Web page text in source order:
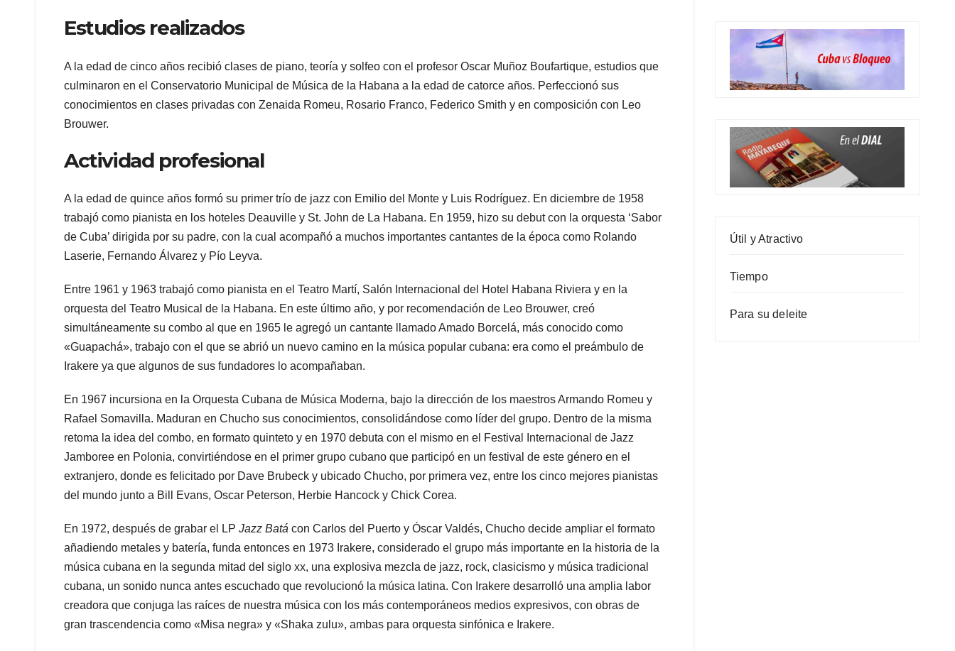
Estudios realizados
A la edad de cinco años recibió clases de piano, teoría y solfeo con el profesor Oscar Muñoz Boufartique, estudios que
culminaron en el Conservatorio Municipal de Música de la Habana a la edad de catorce años. Perfeccionó sus
conocimientos en clases privadas con Zenaida Romeu, Rosario Franco, Federico Smith y en composición con Leo
Brouwer.
Actividad profesional
A la edad de quince años formó su primer trío de jazz con Emilio del Monte y Luis Rodríguez. En diciembre de 1958
trabajó como pianista en los hoteles Deauville y St. John de La Habana. En 1959, hizo su debut con la orquesta ‘Sabor
de Cuba’ dirigida por su padre, con la cual acompañó a muchos importantes cantantes de la época como Rolando
Laserie, Fernando Álvarez y Pío Leyva.
Entre 1961 y 1963 trabajó como pianista en el Teatro Martí, Salón Internacional del Hotel Habana Riviera y en la
orquesta del Teatro Musical de la Habana. En este último año, y por recomendación de Leo Brouwer, creó
simultáneamente su combo al que en 1965 le agregó un cantante llamado Amado Borcelá, más conocido como
«Guapachá», trabajo con el que se abrió un nuevo camino en la música popular cubana: era como el preámbulo de
Irakere ya que algunos de sus fundadores lo acompañaban.
En 1967 incursiona en la Orquesta Cubana de Música Moderna, bajo la dirección de los maestros Armando Romeu y
Rafael Somavilla. Maduran en Chucho sus conocimientos, consolidándose como líder del grupo. Dentro de la misma
retoma la idea del combo, en formato quinteto y en 1970 debuta con el mismo en el Festival Internacional de Jazz
Jamboree en Polonia, convirtiéndose en el primer grupo cubano que participó en un festival de este género en el
extranjero, donde es felicitado por Dave Brubeck y ubicado Chucho, por primera vez, entre los cinco mejores pianistas
del mundo junto a Bill Evans, Oscar Peterson, Herbie Hancock y Chick Corea.
En 1972, después de grabar el LP Jazz Batá con Carlos del Puerto y Óscar Valdés, Chucho decide ampliar el formato
añadiendo metales y batería, funda entonces en 1973 Irakere, considerado el grupo más importante en la historia de la
música cubana en la segunda mitad del siglo xx, una explosiva mezcla de jazz, rock, clasicismo y música tradicional
cubana, un sonido nunca antes escuchado que revolucionó la música latina. Con Irakere desarrolló una amplia labor
creadora que conjuga las raíces de nuestra música con los más contemporáneos medios expresivos, con obras de
gran trascendencia como «Misa negra» y «Shaka zulu», ambas para orquesta sinfónica e Irakere.
Útil y Atractivo
Tiempo
Para su deleite